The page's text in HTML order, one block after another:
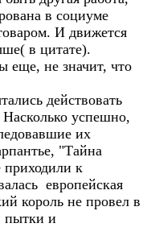
в социуме
И движется
в цитате).
еще, не значит, что
действовать
успешно,
их
"Тайна
к
европейская
король не провел в
пытки и